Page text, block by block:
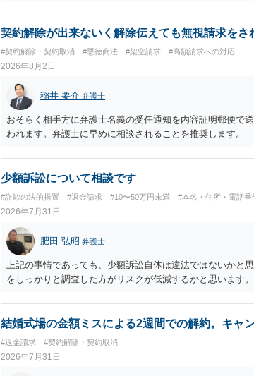
契約解除が出来ないく解除伝えても無視請求をさ
#契約解除・契約取消 #悪徳商法 #架空請求 #高額請求への対応
2026年8月2日
稲井 要介 弁護士
おそらく相手方に弁護士名義の受任通知を内容証明郵便で
われます。弁護士に早めに相談されることを推奨します。
少額訴訟について相談です
#詐欺の法的措置 #返金請求 #10〜50万円未満 #本名・住所・電話番
2026年7月31日
肥田 弘昭 弁護士
上記の事情であっても、少額訴訟自体は違法ではないかと
をしっかりと調査した方がリスクが低減するかと思います
結婚式場の金額ミスによる2週間での解約。キャ
#返金請求 #契約解除・契約取消
2026年7月31日